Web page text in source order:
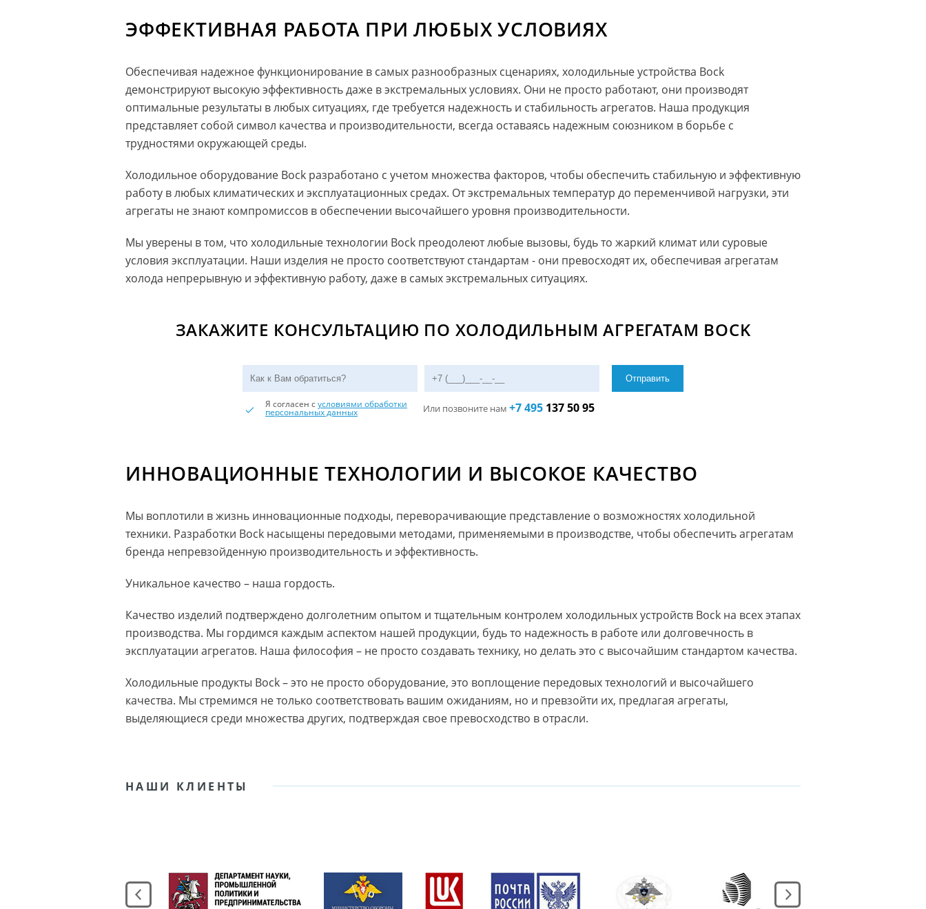
ЭФФЕКТИВНАЯ РАБОТА ПРИ ЛЮБЫХ УСЛОВИЯХ
Обеспечивая надежное функционирование в самых разнообразных сценариях, холодильные устройства Bock
демонстрируют высокую эффективность даже в экстремальных условиях. Они не просто работают, они производят
оптимальные результаты в любых ситуациях, где требуется надежность и стабильность агрегатов. Наша продукция
представляет собой символ качества и производительности, всегда оставаясь надежным союзником в борьбе с
трудностями окружающей среды.
Холодильное оборудование Bock разработано с учетом множества факторов, чтобы обеспечить стабильную и эффективную
работу в любых климатических и эксплуатационных средах. От экстремальных температур до переменчивой нагрузки, эти
агрегаты не знают компромиссов в обеспечении высочайшего уровня производительности.
Мы уверены в том, что холодильные технологии Bock преодолеют любые вызовы, будь то жаркий климат или суровые
условия эксплуатации. Наши изделия не просто соответствуют стандартам - они превосходят их, обеспечивая агрегатам
холода непрерывную и эффективную работу, даже в самых экстремальных ситуациях.
ЗАКАЖИТЕ КОНСУЛЬТАЦИЮ ПО ХОЛОДИЛЬНЫМ АГРЕГАТАМ BOCK
Я согласен сусловиями обработки
персональных данных Или позвоните нам +7 495 137 50 95
ИННОВАЦИОННЫЕ ТЕХНОЛОГИИ И ВЫСОКОЕ КАЧЕСТВО
Мы воплотили в жизнь инновационные подходы, переворачивающие представление о возможностях холодильной
техники. Разработки Bock насыщены передовыми методами, применяемыми в производстве, чтобы обеспечить агрегатам
бренда непревзойденную производительность и эффективность.
Уникальное качество – наша гордость.
Качество изделий подтверждено долголетним опытом и тщательным контролем холодильных устройств Bock на всех этапах
производства. Мы гордимся каждым аспектом нашей продукции, будь то надежность в работе или долговечность в
эксплуатации агрегатов. Наша философия – не просто создавать технику, но делать это с высочайшим стандартом качества.
Холодильные продукты Bock – это не просто оборудование, это воплощение передовых технологий и высочайшего
качества. Мы стремимся не только соответствовать вашим ожиданиям, но и превзойти их, предлагая агрегаты,
выделяющиеся среди множества других, подтверждая свое превосходство в отрасли.
НАШИ КЛИЕНТЫ